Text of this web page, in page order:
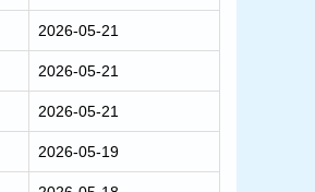
2026-05-21
2026-05-21
2026-05-21
2026-05-19